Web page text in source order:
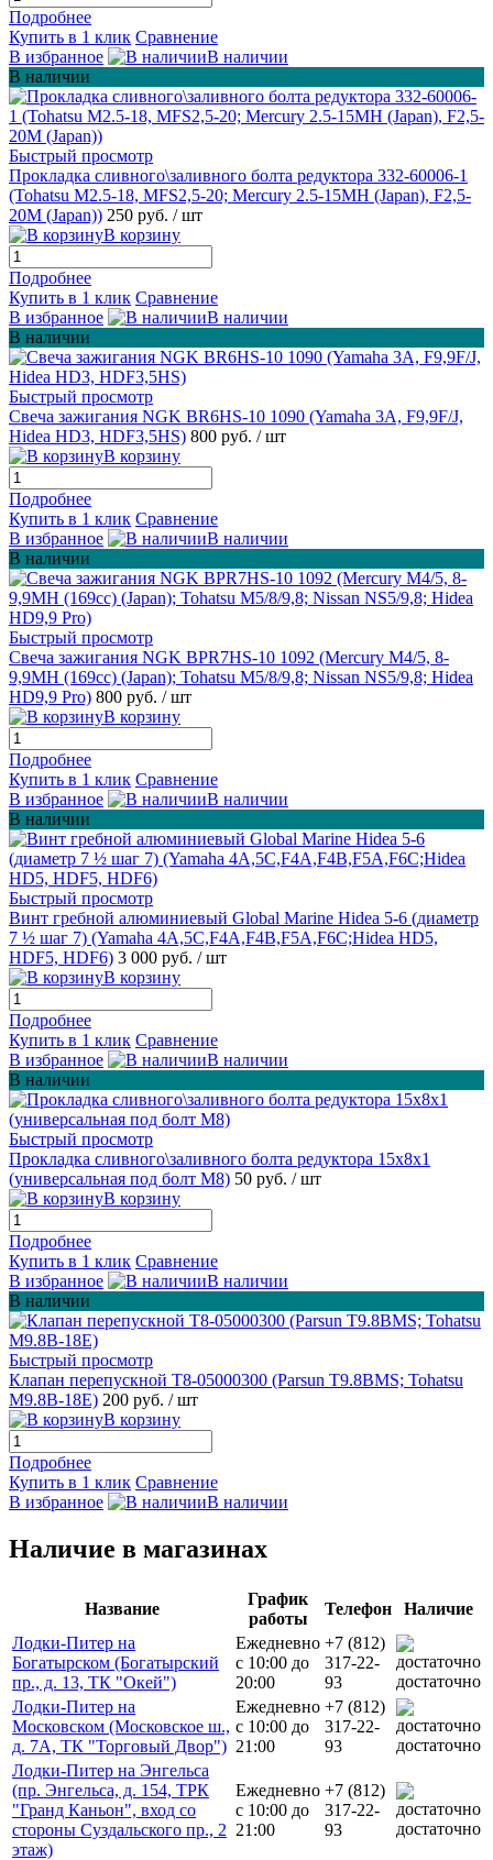
Подробнее
Купить в 1 клик Сравнение
В избранное
В наличии
В наличии
Быстрый просмотр
Прокладка сливного\заливного болта редуктора 332-60006-1
(Tohatsu M2.5-18, MFS2,5-20; Mercury 2.5-15MH (Japan), F2,5-
20M (Japan)) 250 руб. / шт
В корзину
Подробнее
Купить в 1 клик Сравнение
В избранное
В наличии
В наличии
Быстрый просмотр
Свеча зажигания NGK BR6HS-10 1090 (Yamaha 3A, F9,9F/J,
Hidea HD3, HDF3,5HS) 800 руб. / шт
В корзину
Подробнее
Купить в 1 клик Сравнение
В избранное
В наличии
В наличии
Быстрый просмотр
Свеча зажигания NGK BPR7HS-10 1092 (Mercury M4/5, 8-
9,9MH (169cc) (Japan); Tohatsu M5/8/9,8; Nissan NS5/9,8; Hidea
HD9,9 Pro) 800 руб. / шт
В корзину
Подробнее
Купить в 1 клик Сравнение
В избранное
В наличии
В наличии
Быстрый просмотр
Винт гребной алюминиевый Global Marine Hidea 5-6 (диаметр
7 ½ шаг 7) (Yamaha 4A,5C,F4A,F4B,F5A,F6C;Hidea HD5,
HDF5, HDF6) 3 000 руб. / шт
В корзину
Подробнее
Купить в 1 клик Сравнение
В избранное
В наличии
В наличии
Быстрый просмотр
Прокладка сливного\заливного болта редуктора 15х8х1
(универсальная под болт М8) 50 руб. / шт
В корзину
Подробнее
Купить в 1 клик Сравнение
В избранное
В наличии
В наличии
Быстрый просмотр
Клапан перепускной T8-05000300 (Parsun T9.8BMS; Tohatsu
M9.8B-18E) 200 руб. / шт
В корзину
Подробнее
Купить в 1 клик Сравнение
В избранное
В наличии
Наличие в магазинах
Название
График
работы
Телефон
Наличие
Лодки-Питер на
Богатырском (Богатырский
пр., д. 13, ТК "Окей")
Ежедневно
с 10:00 до
20:00
+7 (812)
317-22-
93
достаточно
Лодки-Питер на
Московском (Московское ш.,
д. 7А, ТК "Торговый Двор")
Ежедневно
с 10:00 до
21:00
+7 (812)
317-22-
93
достаточно
Лодки-Питер на Энгельса
(пр. Энгельса, д. 154, ТРК
"Гранд Каньон", вход со
стороны Суздальского пр., 2
этаж)
Ежедневно
с 10:00 до
21:00
+7 (812)
317-22-
93
достаточно